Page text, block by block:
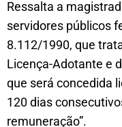
Ressalta a
servidores públicos
8.112/1990, que
Licença-Adotante e
que será concedida
120 dias
remuneração”.